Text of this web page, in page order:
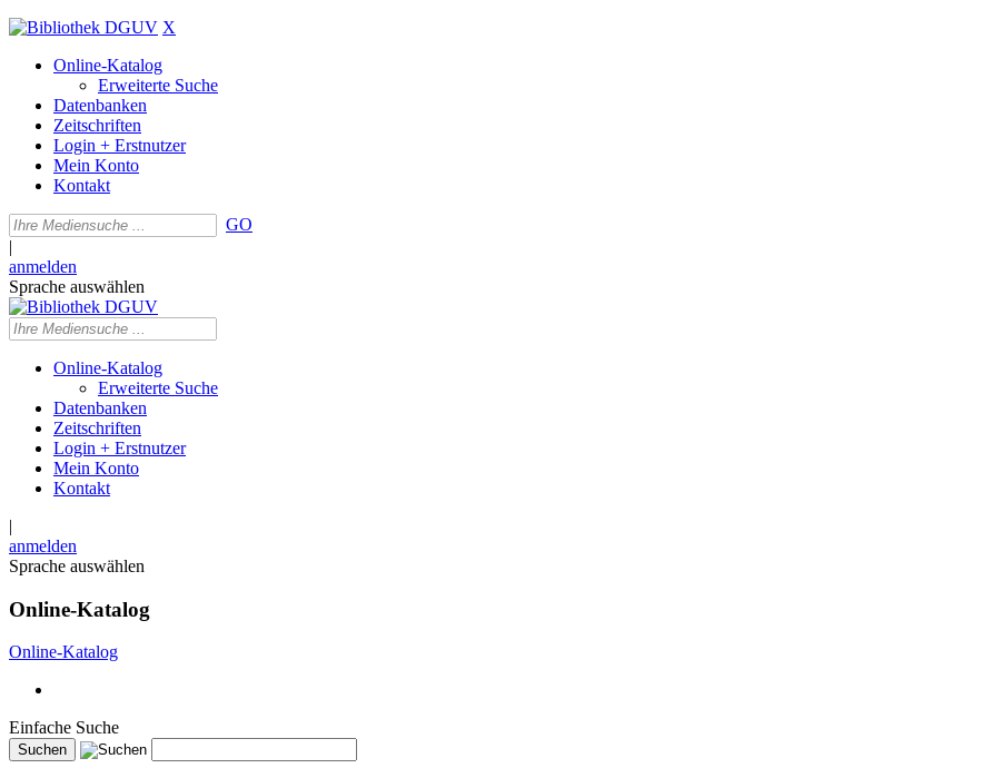
X
Online-Katalog
Erweiterte Suche
Datenbanken
Zeitschriften
Login + Erstnutzer
Mein Konto
Kontakt
GO
|
anmelden
Sprache auswählen
Online-Katalog
Erweiterte Suche
Datenbanken
Zeitschriften
Login + Erstnutzer
Mein Konto
Kontakt
|
anmelden
Sprache auswählen
Online-Katalog
Online-Katalog
Einfache Suche